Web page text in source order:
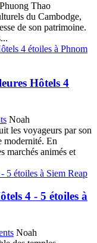
Phuong Thao
du Cambodge,‎
de son patrimoine.
Hôtels 4
Noah
les voyageurs par son
modernité. En
marchés animés et
4 - 5 étoiles à
Noah